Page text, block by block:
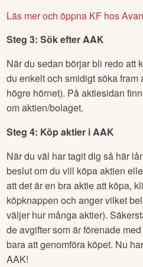
Läs mer och öppna KF hos
Steg 3: Sök efterAAK
När du sedan börjar bli redo att
du enkelt och smidigt söka fram
högre hörnet). På aktiesidan
om aktien/bolaget.
Steg 4: Köp aktier iAAK
När du väl har tagit dig så här
beslut om du vill köpa aktien
att det är en bra aktie att köpa,
köpknappen och anger vilket
väljer hur många aktier).
de avgifter som är förenade
bara att genomföra köpet. Nu
AAK!